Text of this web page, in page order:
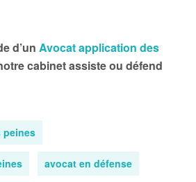
d’un Avocat application des
cabinet assiste ou défend
peines
avocat en défense